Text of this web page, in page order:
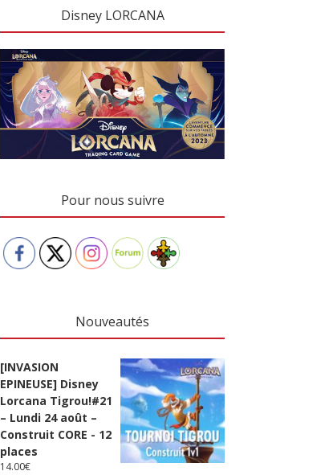
Disney LORCANA
Pour nous suivre
Nouveautés
[INVASION
EPINEUSE] Disney
Lorcana Tigrou!#21
– Lundi 24 août –
Construit CORE - 12
places
14.00€